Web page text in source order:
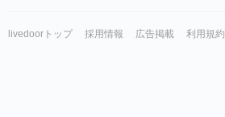
livedoorトップ 採用情報 広告掲載 利用規約